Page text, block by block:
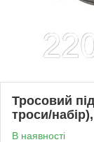
Тросовий
троси/
В наявності